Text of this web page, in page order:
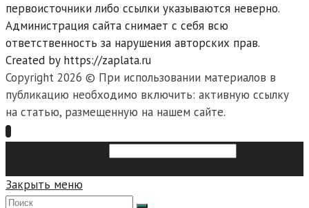
первоисточники либо ссылки указываются неверно.
Администрация сайта снимает с себя всю
ответственность за нарушения авторских прав.
Created by https://zaplata.ru
Copyright 2026 © При использовании материалов в
публикацию необходимо включить: активную ссылку
на статью, размещенную на нашем сайте.
Закрыть меню